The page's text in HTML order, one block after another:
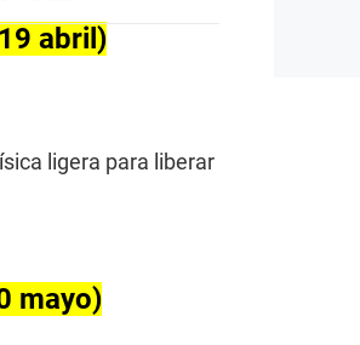
abril)
ligera para liberar
mayo)